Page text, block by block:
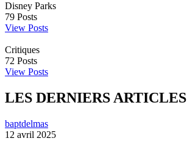
Disney Parks
79 Posts
View Posts
Critiques
72 Posts
View Posts
LES DERNIERS ARTICLES
baptdelmas
12 avril 2025